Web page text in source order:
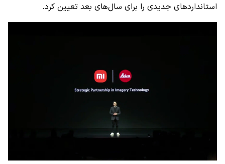
استانداردهای جدیدی را برای سال‌های بعد تعیین کرد.